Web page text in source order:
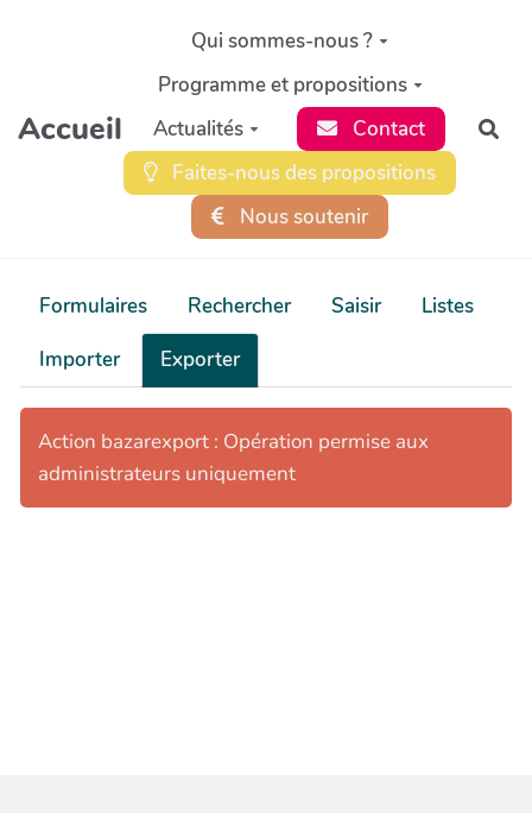
Aller au contenu principal
Accueil
Qui sommes-nous ?
Programme et propositions
Actualités
Contact
Faites-nous des propositions
Nous soutenir
Formulaires Rechercher Saisir
Listes
Importer
Exporter
Action bazarexport : Opération permise aux
administrateurs uniquement